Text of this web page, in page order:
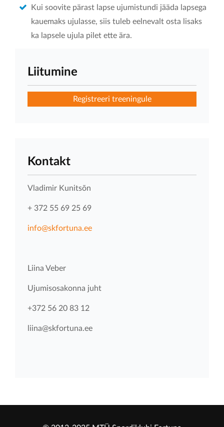
Kui soovite pärast lapse ujumistundi jääda lapsega
kauemaks ujulasse, siis tuleb eelnevalt osta lisaks
ka lapsele ujula pilet ette ära.
Liitumine
Registreeri treeningule
Kontakt
Vladimir Kunitsõn
+ 372 55 69 25 69
info@skfortuna.ee
Liina Veber
Ujumisosakonna juht
+372 56 20 83 12
liina@skfortuna.ee